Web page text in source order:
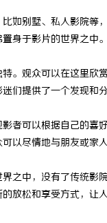
如别墅、私人影院
身于影片的世界之中
。观众可以在这里
们提供了一个发现和
者可以根据自己的
以尽情地与朋友或家
之中，没有了传统
放松和享受方式，让